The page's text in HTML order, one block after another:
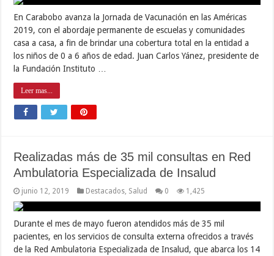
En Carabobo avanza la Jornada de Vacunación en las Américas
2019, con el abordaje permanente de escuelas y comunidades
casa a casa, a fin de brindar una cobertura total en la entidad a
los niños de 0 a 6 años de edad. Juan Carlos Yánez, presidente de
la Fundación Instituto …
Leer mas...
Realizadas más de 35 mil consultas en Red
Ambulatoria Especializada de Insalud
junio 12, 2019 Destacados Salud 0 1,425
Durante el mes de mayo fueron atendidos más de 35 mil
pacientes, en los servicios de consulta externa ofrecidos a través
de la Red Ambulatoria Especializada de Insalud, que abarca los 14